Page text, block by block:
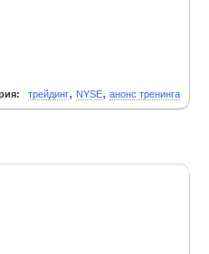
трейдинг, NYSE, анонс тренинга